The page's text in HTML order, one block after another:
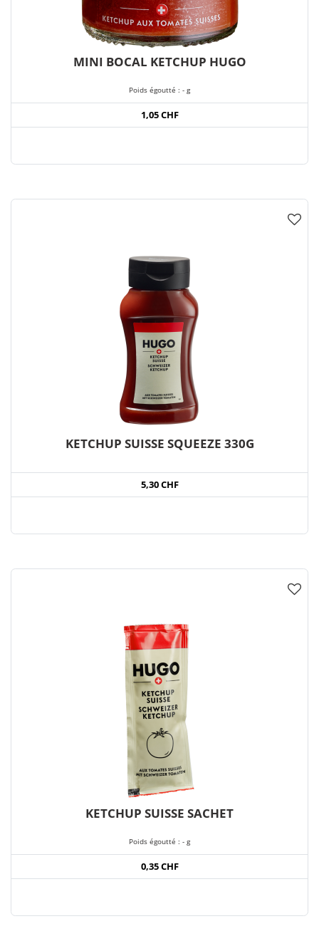
MINI BOCAL KETCHUP HUGO
Poids égoutté : - g
1,05 CHF
KETCHUP SUISSE SQUEEZE 330G
5,30 CHF
KETCHUP SUISSE SACHET
Poids égoutté : - g
0,35 CHF